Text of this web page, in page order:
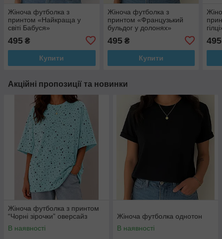
Жіноча футболка з
принтом «Найкраща у
світі Бабуся»
495 ₴
Купити
Жіноча футболка з
принтом «Французький
бульдог у долонях»
495₴
Купити
495
Акційні пропозиції та новинки
Жіноча футболка з принтом
“Чорні зірочки” оверсайз
В наявності
Жіноча футболка однотон
В наявності